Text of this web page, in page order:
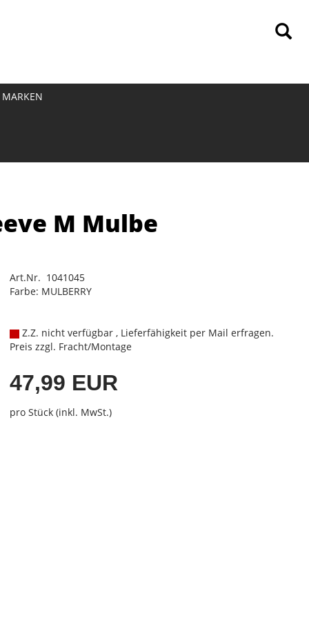
MARKEN
M Mulbe
Art.Nr. 1041045
Farbe: MULBERRY
Z.Z. nicht verfügbar , Lieferfähigkeit per Mail erfragen.
Preis zzgl. Fracht/Montage
47,99 EUR
pro Stück (inkl. MwSt.)